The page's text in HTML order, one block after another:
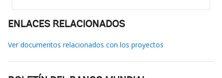
ENLACES RELACIONADOS
Ver documentos relacionados con los proyectos